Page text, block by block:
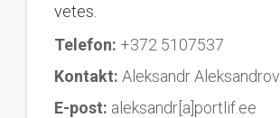
vetes.
Telefon: +372 5107537
Kontakt: Aleksandr Aleksandrov
E-post: aleksandr[a]portlif.ee